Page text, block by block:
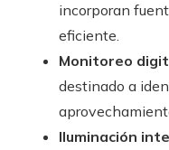
incorporan
eficiente.
Monitoreo
destinado a
Iluminación